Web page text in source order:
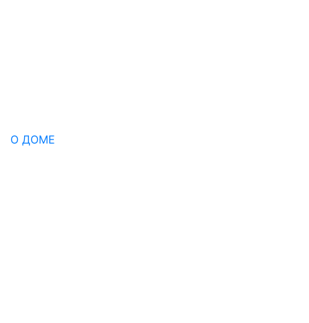
О ДОМЕ